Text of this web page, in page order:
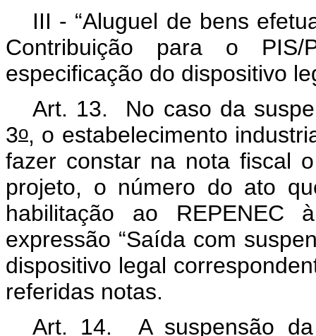
III - “Aluguel de bens
Contribuição para o
especificação do dispositivo
Art. 13. No caso da
3o, o estabelecimento
fazer constar na nota fiscal
projeto, o número do ato
habilitação ao
expressão “Saída com
dispositivo legal
referidas notas.
Art. 14. A suspensão